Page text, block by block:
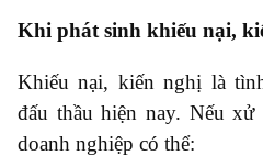
Khi phát sinh khiếu nại,
Khiếu nại, kiến nghị là
đấu thầu hiện nay. Nếu
doanh nghiệp có thể: